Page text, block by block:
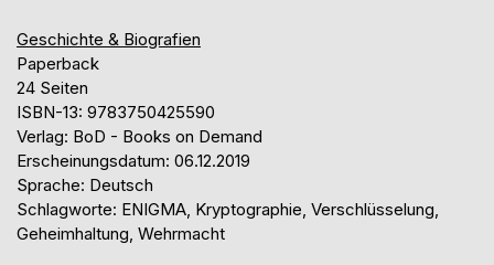
Geschichte & Biografien
Paperback
24 Seiten
ISBN-13: 9783750425590
Verlag: BoD - Books on Demand
Erscheinungsdatum: 06.12.2019
Sprache: Deutsch
Schlagworte: ENIGMA, Kryptographie, Verschlüsselung,
Geheimhaltung, Wehrmacht